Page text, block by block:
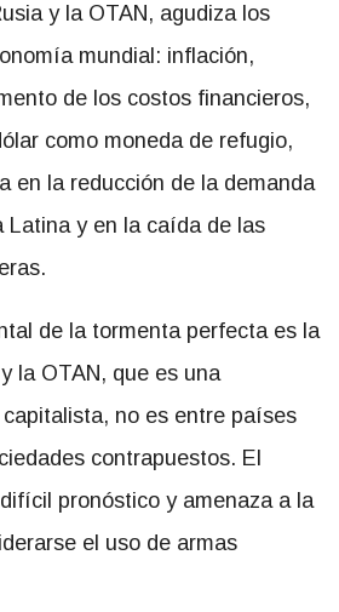
y la OTAN, agudiza los
mundial: inflación,
de los costos financieros,
como moneda de refugio,
en la reducción de la demanda
Latina y en la caída de las
de la tormenta perfecta es la
la OTAN, que es una
no es entre países
contrapuestos. El
pronóstico y amenaza a la
el uso de armas